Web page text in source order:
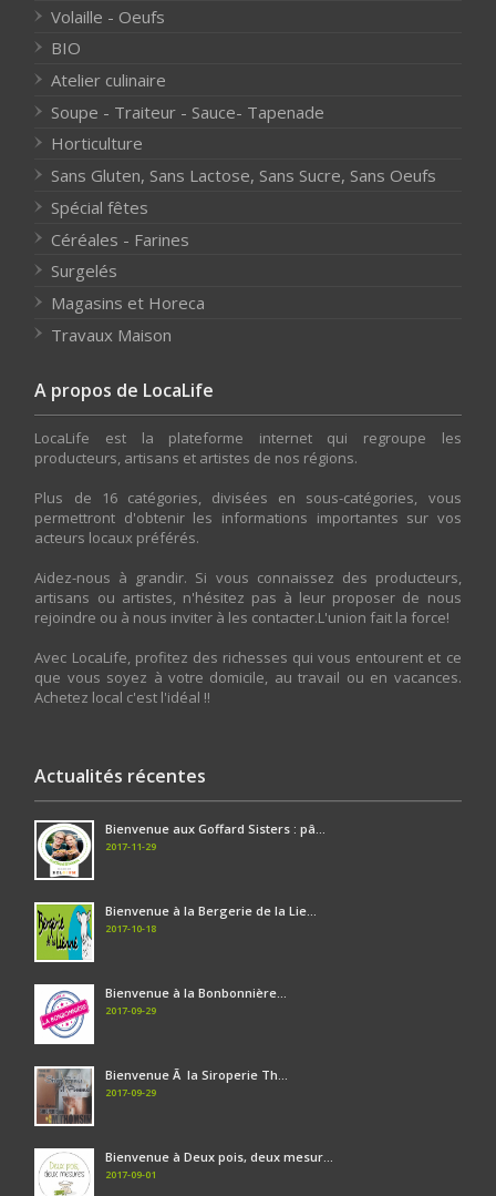
Volaille - Oeufs
BIO
Atelier culinaire
Soupe - Traiteur - Sauce- Tapenade
Horticulture
Sans Gluten, Sans Lactose, Sans Sucre, Sans Oeufs
Spécial fêtes
Céréales - Farines
Surgelés
Magasins et Horeca
Travaux Maison
A propos de LocaLife
LocaLife est la plateforme internet qui regroupe les
producteurs, artisans et artistes de nos régions.
Plus de 16 catégories, divisées en sous-catégories, vous
permettront d'obtenir les informations importantes sur vos
acteurs locaux préférés.
Aidez-nous à grandir. Si vous connaissez des producteurs,
artisans ou artistes, n'hésitez pas à leur proposer de nous
rejoindre ou à nous inviter à les contacter.L'union fait la force!
Avec LocaLife, profitez des richesses qui vous entourent et ce
que vous soyez à votre domicile, au travail ou en vacances.
Achetez local c'est l'idéal !!
Actualités récentes
Bienvenue aux Goffard Sisters : pâ...
2017-11-29
Bienvenue à la Bergerie de la Lie...
2017-10-18
Bienvenue à la Bonbonnière...
2017-09-29
Bienvenue Ã la Siroperie Th...
2017-09-29
Bienvenue à Deux pois, deux mesur...
2017-09-01